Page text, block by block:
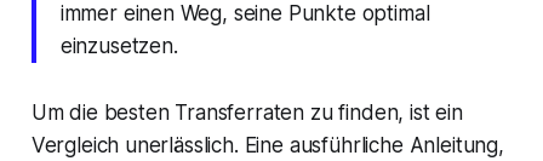
immer einen Weg, seine Punkte optimal
einzusetzen.
Um die besten Transferraten zu finden, ist ein
Vergleich unerlässlich. Eine ausführliche Anleitung,